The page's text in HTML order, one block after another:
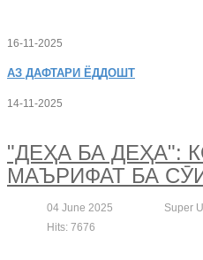
16-11-2025
АЗ ДАФТАРИ ЁДДОШТ
14-11-2025
"ДЕҲА БА ДЕҲА":
МАЪРИФАТ БА
04 June 2025 Super
Hits: 7676